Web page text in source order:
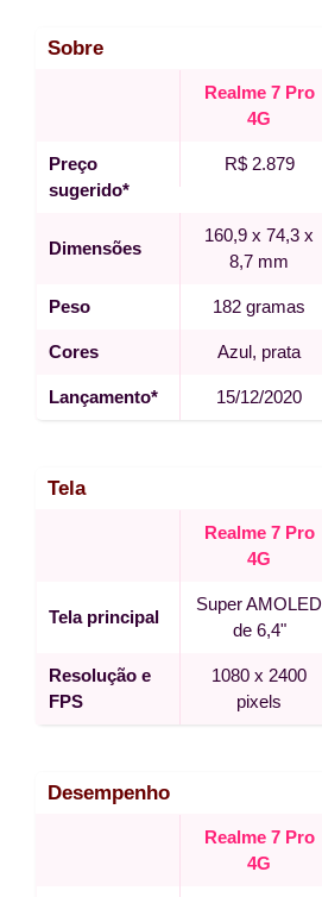
Sobre
Realme 7 Pro
4G
Preço
sugerido*
R$ 2.879
Dimensões
160,9 x 74,3 x
8,7 mm
Peso 182 gramas
Cores Azul, prata
Lançamento* 15/12/2020
Tela
Realme 7 Pro
4G
Tela principal
Super AMOLED
de 6,4"
Resolução e
FPS
1080 x 2400
pixels
Desempenho
Realme 7 Pro
4G